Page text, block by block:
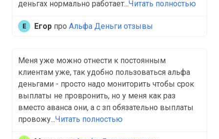
деньгах нормально работает...Читать полностью
Егор про Альфа Деньги отзывы
Меня уже можно отнести к постоянным
клиентам уже, так удобно пользоваться альфа
деньгами - просто надо мониторить чтобы срок
выплаты не провронить, но у меня как раз
вместо аванса они, а с зп обязательно выплаты
провожу...Читать полностью